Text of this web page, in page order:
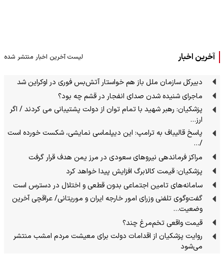
آخرین اخبار لیست آخرین اخبار منتشر شده
دبیرکل سازمان ملل باز هم خواستار آتش‌بس فوری در اوکراین شد
ماجرای شنیده شدن صدای انفجار در قشم چه بود؟
پزشکیان: رهبر شهید با تمام توان از دولت پشتیبانی می کردند / اگر
ارز…
پاسخ قالیباف به ترامپ: این دیپلماسی نمایشی، شکست خورده است
/…
مراکز فرماندهی نیروهای سعودی در مرز یمن هدف قرار گرفت
پزشکیان: قیمت کالابرگ افزایش پیدا خواهد کرد
سامانه‌های تامین اجتماعی بدون قطعی و اختلال در دسترس است
گفت‌وگوی تلفنی وزرای امور خارجه ایران و موریتانی/ عراقچی آخرین
وضعیت…
قیمت واقعی تخم‌مرغ چند؟
روایت پزشکیان از اقدامات دولت برای معیشت مردم امشب منتشر
می‌شود